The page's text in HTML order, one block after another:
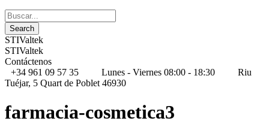
STIValtek
STIValtek
Contáctenos
+34 961 09 57 35
Lunes - Viernes 08:00 - 18:30
Riu
Tuéjar, 5 Quart de Poblet 46930
farmacia-cosmetica3